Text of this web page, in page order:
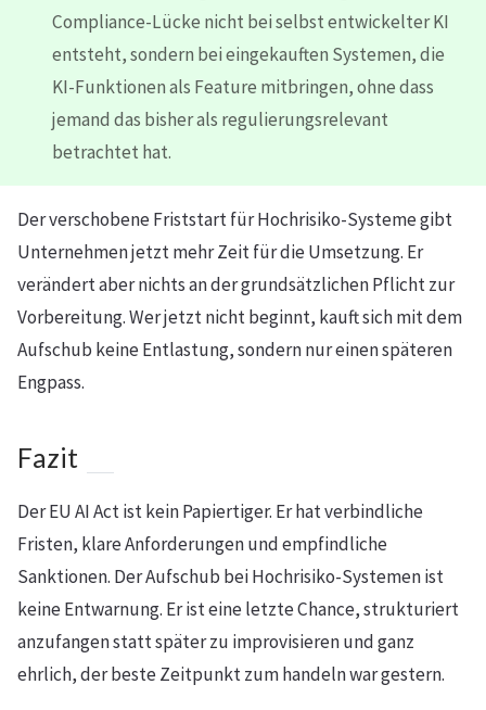
Compliance-Lücke nicht bei selbst entwickelter KI
entsteht, sondern bei eingekauften Systemen, die
KI-Funktionen als Feature mitbringen, ohne dass
jemand das bisher als regulierungsrelevant
betrachtet hat.
Der verschobene Friststart für Hochrisiko-Systeme gibt
Unternehmen jetzt mehr Zeit für die Umsetzung. Er
verändert aber nichts an der grundsätzlichen Pflicht zur
Vorbereitung. Wer jetzt nicht beginnt, kauft sich mit dem
Aufschub keine Entlastung, sondern nur einen späteren
Engpass.
Fazit
Der EU AI Act ist kein Papiertiger. Er hat verbindliche
Fristen, klare Anforderungen und empfindliche
Sanktionen. Der Aufschub bei Hochrisiko-Systemen ist
keine Entwarnung. Er ist eine letzte Chance, strukturiert
anzufangen statt später zu improvisieren und ganz
ehrlich, der beste Zeitpunkt zum handeln war gestern.